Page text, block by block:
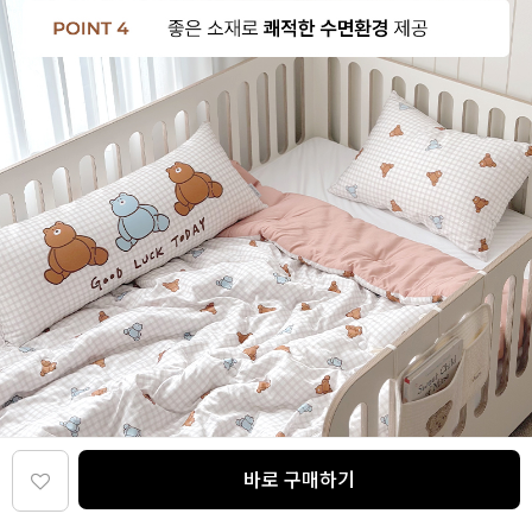
바로 구매하기